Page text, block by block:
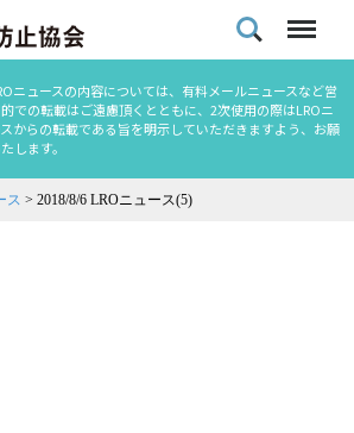
ニュースの内容については、有料メールニュースなど営
での転載はご遠慮頂くとともに、2次使用の際はLROニ
スからの転載である旨を明示していただきますよう、お願
します。
ス >2018/8/6 LROニュース(5)